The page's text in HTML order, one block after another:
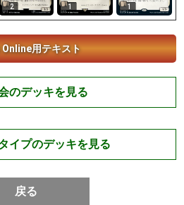
2 1 1
用テキスト
のデッキを見る
イプのデッキを見る
戻る